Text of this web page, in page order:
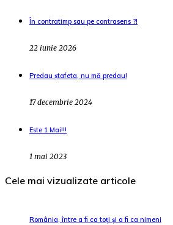
În contratimp sau pe contrasens ?!
22 iunie 2026
Predau ștafeta, nu mă predau!
17 decembrie 2024
Este 1 Mai!!!
1 mai 2023
Cele mai vizualizate articole
România, între a fi ca toți și a fi ca nimeni